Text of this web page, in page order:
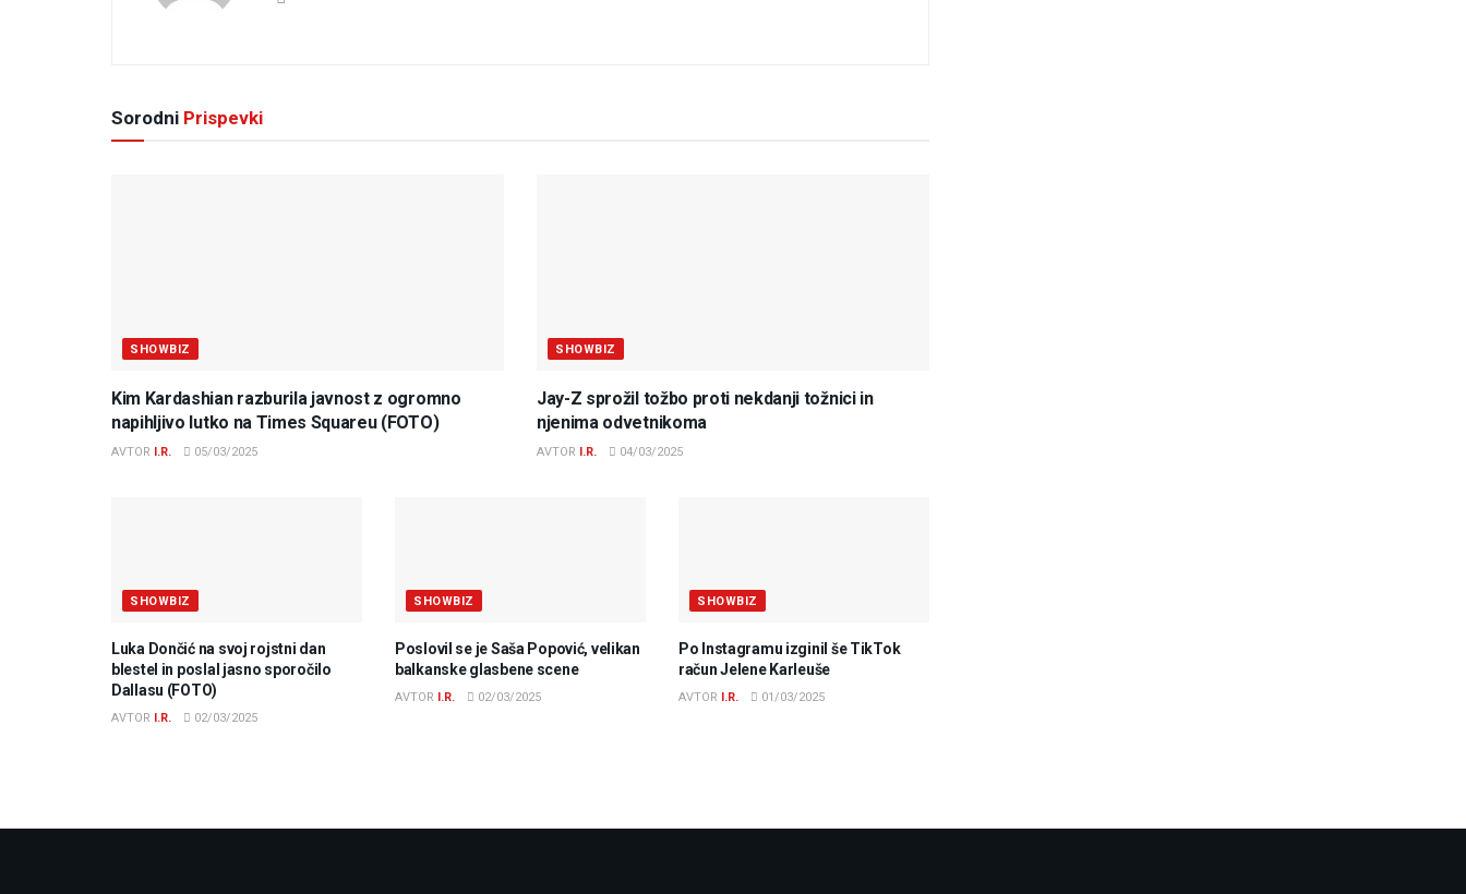
Sorodni Prispevki
SHOWBIZ
Kim Kardashian razburila javnost z ogromno
napihljivo lutko na Times Squareu (FOTO)
AVTOR I.R. 05/03/2025
SHOWBIZ
Jay-Z sprožil tožbo proti nekdanji tožnici in
njenima odvetnikoma
AVTOR I.R. 04/03/2025
SHOWBIZ
Luka Dončić na svoj rojstni dan
blestel in poslal jasno sporočilo
Dallasu (FOTO)
AVTOR I.R. 02/03/2025
SHOWBIZ
Poslovil se je Saša Popović, velikan
balkanske glasbene scene
AVTOR I.R. 02/03/2025
SHOWBIZ
Po Instagramu izginil še TikTok
račun Jelene Karleuše
AVTOR I.R. 01/03/2025